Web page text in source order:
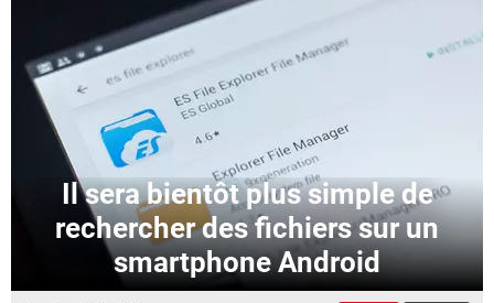
Il sera bientôt plus simple de
rechercher des fichiers sur un
smartphone Android